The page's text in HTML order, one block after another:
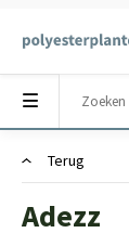
Terug
Adezz